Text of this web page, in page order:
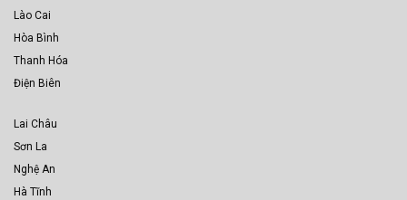
Lào Cai
Hòa Bình
Thanh Hóa
Điện Biên
Lai Châu
Sơn La
Nghệ An
Hà Tĩnh